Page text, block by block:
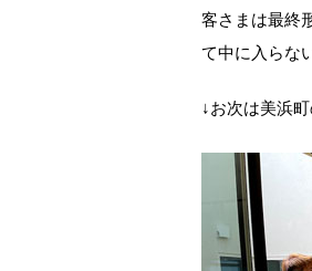
客さまは最終
て中に入らな
↓お次は美浜